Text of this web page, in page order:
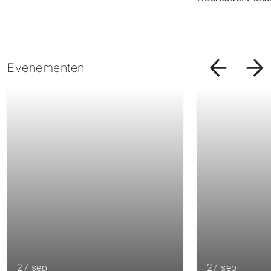
Evenementen
27 sep 27 sep